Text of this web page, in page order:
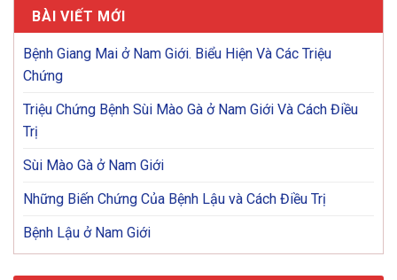
BÀI VIẾT MỚI
Bệnh Giang Mai ở Nam Giới. Biểu Hiện Và Các Triệu
Chứng
Triệu Chứng Bệnh Sùi Mào Gà ở Nam Giới Và Cách Điều
Trị
Sùi Mào Gà ở Nam Giới
Những Biến Chứng Của Bệnh Lậu và Cách Điều Trị
Bệnh Lậu ở Nam Giới